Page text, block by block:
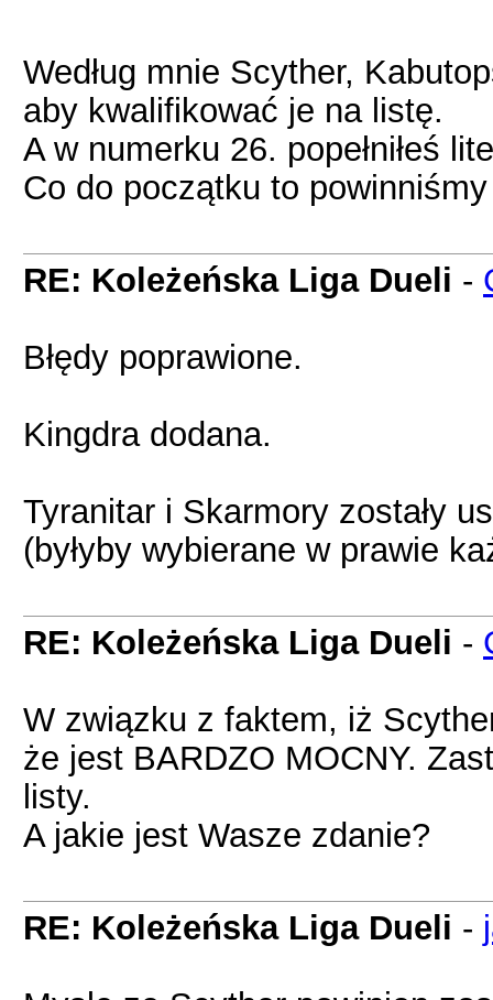
Według mnie Scyther,
aby kwalifikować je na listę.
A w numerku 26. popełniłeś
Co do początku to
RE: Koleżeńska Liga Dueli -
Błędy poprawione.
Kingdra dodana.
Tyranitar i Skarmory zostały
(byłyby wybierane w prawie
RE: Koleżeńska Liga Dueli -
W związku z faktem, iż
że jest BARDZO MOCNY.
listy.
A jakie jest Wasze zdanie?
RE: Koleżeńska Liga Dueli -